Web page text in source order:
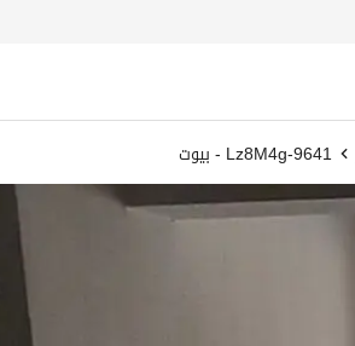
9641-Lz8M4g - بيوت